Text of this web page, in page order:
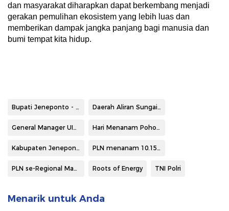
dan masyarakat diharapkan dapat berkembang menjadi
gerakan pemulihan ekosistem yang lebih luas dan
memberikan dampak jangka panjang bagi manusia dan
bumi tempat kita hidup.
Bupati Jeneponto - Paris Yasir Daerah Aliran Sungai (DAS)
General Manager UIP Sulawesi - Wisnu Kuntjoro Adi Hari Menanam Pohon Indonesia (HMPI) 2025
Kabupaten Jeneponto PLN menanam 10.150 pohon
PLN se-Regional Makassar Roots of Energy TNI Polri
Menarik untuk Anda